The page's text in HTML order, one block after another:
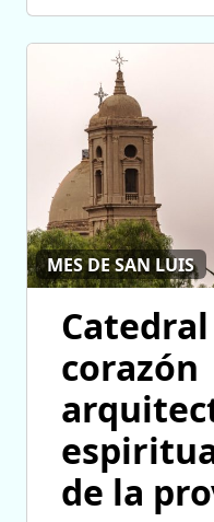
MES DE SAN LUIS
corazón
de la